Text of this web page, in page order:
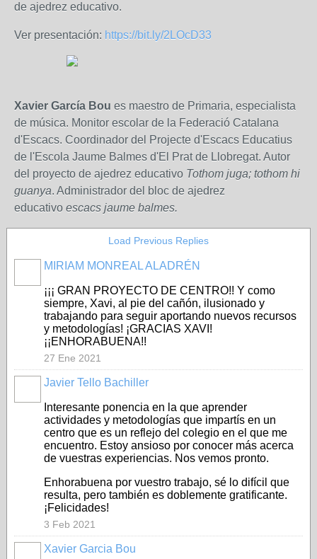
de ajedrez educativo.
Ver presentación: https://bit.ly/2LOcD33
Xavier García Bou es maestro de Primaria, especialista
de música. Monitor escolar de la Federació Catalana
d'Escacs. Coordinador del Projecte d'Escacs Educatius
de l'Escola Jaume Balmes d'El Prat de Llobregat. Autor
del proyecto de ajedrez educativo Tothom juga; tothom hi
guanya. Administrador del bloc de ajedrez
educativo escacs jaume balmes.
Load Previous Replies
MIRIAM MONREAL ALADRÉN
¡¡¡ GRAN PROYECTO DE CENTRO!! Y como
siempre, Xavi, al pie del cañón, ilusionado y
trabajando para seguir aportando nuevos recursos
y metodologías! ¡GRACIAS XAVI!
¡¡ENHORABUENA!!
27 Ene 2021
Javier Tello Bachiller
Interesante ponencia en la que aprender
actividades y metodologías que impartís en un
centro que es un reflejo del colegio en el que me
encuentro. Estoy ansioso por conocer más acerca
de vuestras experiencias. Nos vemos pronto.
Enhorabuena por vuestro trabajo, sé lo difícil que
resulta, pero también es doblemente gratificante.
¡Felicidades!
3 Feb 2021
Xavier Garcia Bou